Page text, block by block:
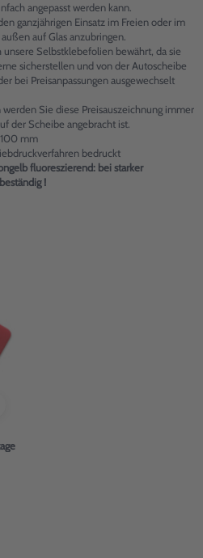
angepasst werden kann.
ganzjährigen Einsatz im Freien oder im
auf Glas anzubringen.
Selbstklebefolien bewährt, da sie
sicherstellen und von der Autoscheibe
bei Preisanpassungen ausgewechselt
Sie diese Preisauszeichnung immer
der Scheibe angebracht ist.
mm
bedruckt
fluoreszierend: bei starker
!